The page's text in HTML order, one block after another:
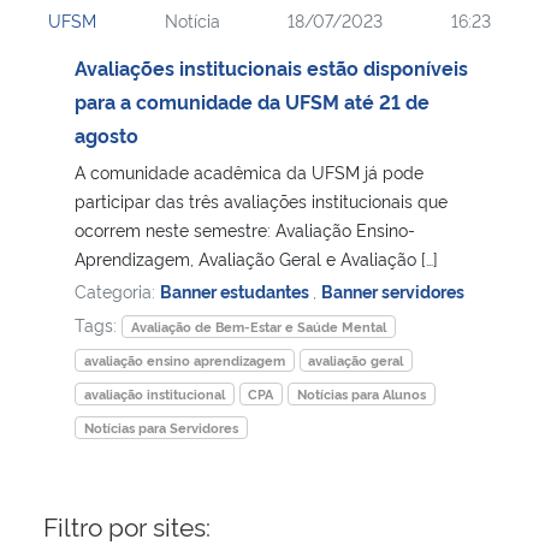
Ministério da Cidadania
Ministério da Saúde
Ministério de Minas e Energia
Ministério da Ciência, Tecnologia, Inovações e Comunicações
Ministério do Meio Ambiente
Ministério do Turismo
Ministério do Desenvolvimento Regional
Ministério da Mulher, da Família e dos Direitos Humanos
UFSM Notícia 18/07/2023 16:23
Avaliações institucionais estão disponíveis
para a comunidade da UFSM até 21 de
agosto
A comunidade acadêmica da UFSM já pode
participar das três avaliações institucionais que
ocorrem neste semestre: Avaliação Ensino-
Aprendizagem, Avaliação Geral e Avaliação […]
Categoria: Banner estudantes Banner servidores
Tags:
Avaliação de Bem-Estar e Saúde Mental
avaliação ensino aprendizagem
avaliação geral
avaliação institucional
CPA
Notícias para Alunos
Notícias para Servidores
Filtro por sites: